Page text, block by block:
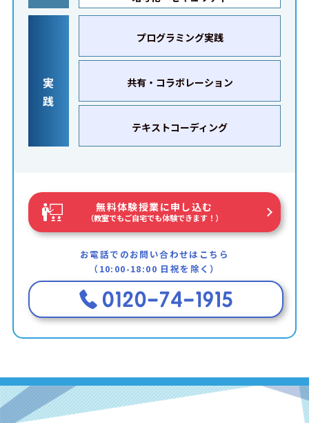
実
践
プログラミング実践
共有・コラボレーション
テキストコーディング
無料体験授業に申し込む
（教室でもご自宅でも体験できます！）
お電話でのお問い合わせはこちら
（10:00-18:00 日祝を除く）